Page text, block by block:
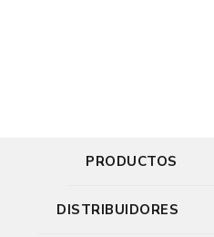
PRODUCTOS
DISTRIBUIDORES